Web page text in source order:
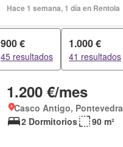
Hace 1 semana, 1 día en Rentola
900 €
45 resultados
1.000 €
41 resultados
1.200 €/mes
Casco Antigo, Pontevedra
2 Dormitorios
90 m²